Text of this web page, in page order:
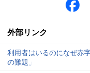
外部リンク
利用者はいるのになぜ赤
の難題」